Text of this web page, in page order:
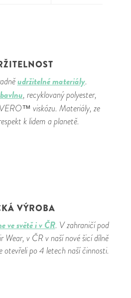
udržitelné materiály.
, recyklovaný polyester,
viskózu. Materiály, ze
k lidem a planetě.
VÝROBA
ve světě i v ČR. V zahraničí pod
v ČR v naší nové šicí dílně
otevřeli po 4 letech naší činnosti.